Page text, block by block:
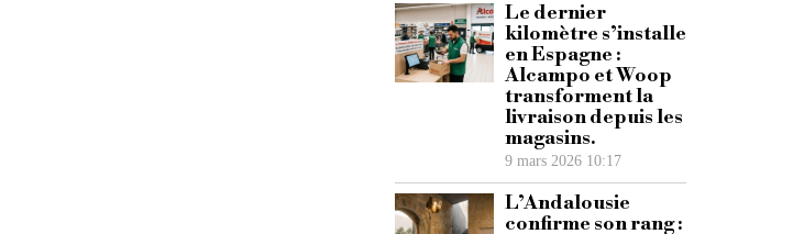
Le dernier
kilomètre s’installe
en Espagne :
Alcampo et Woop
transforment la
livraison depuis les
magasins.
9 mars 2026 10:17
L’Andalousie
confirme son rang :